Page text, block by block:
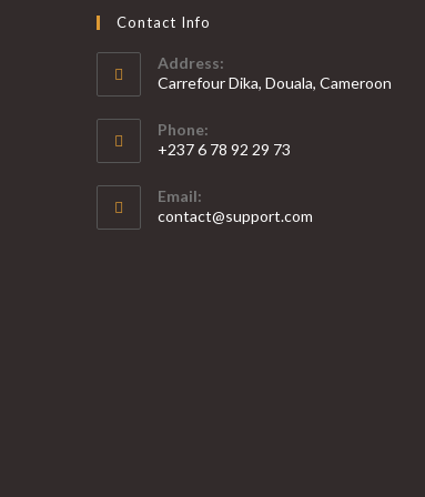
Contact Info
Address:
Carrefour Dika, Douala, Cameroon
Phone:
+237 6 78 92 29 73
Email:
contact@support.com